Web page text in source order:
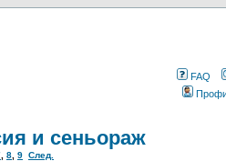
FAQ
и сеньораж
8 9 След.